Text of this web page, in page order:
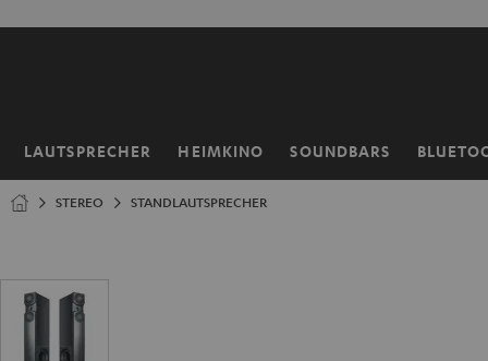
LAUTSPRECHER HEIMKINO SOUNDBARS
Startseite
STEREO STANDLAUTSPRECHER